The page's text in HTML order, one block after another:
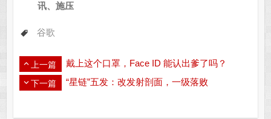
讯、施压
谷歌
上一篇 戴上这个口罩，Face ID 能认出爹了吗？
下一篇 “星链”五发：改发射剖面，一级落败